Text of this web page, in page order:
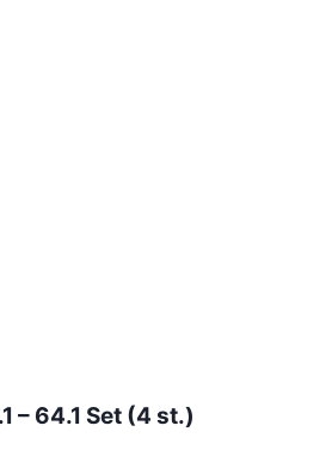
– 64.1 Set (4 st.)